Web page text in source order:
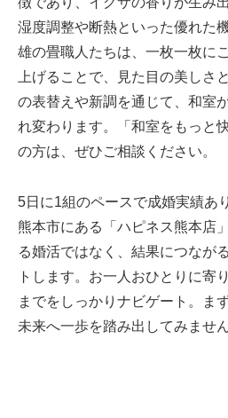
湿度調整や断熱といった優れた
雄の畳職人たちは、一枚一枚に
上げることで、見た目の美しさ
の表替えや新調を通じて、和室
れ変わります。「和室をもっと
の方は、ぜひご相談ください。
5日に1組のペースで成婚実績あ
熊本市にある「ハピネス熊本店
る婚活ではなく、結果につなが
トします。お一人おひとりに寄
までをしっかりナビゲート。ま
未来へ一歩を踏み出してみませ